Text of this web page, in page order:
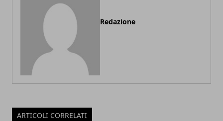
Redazione
ARTICOLI CORRELATI